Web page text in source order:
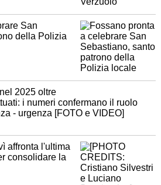
San
della Polizia
2025 oltre
i numeri confermano il ruolo
- urgenza [FOTO e VIDEO]
affronta l'ultima
consolidare la